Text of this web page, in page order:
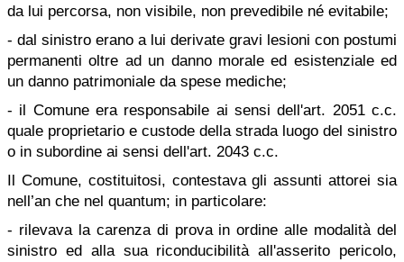
da lui percorsa, non visibile, non prevedibile né evitabile;
- dal sinistro erano a lui derivate gravi lesioni con postumi
permanenti oltre ad un danno morale ed esistenziale ed
un danno patrimoniale da spese mediche;
- il Comune era responsabile ai sensi dell'art. 2051 c.c.
quale proprietario e custode della strada luogo del sinistro
o in subordine ai sensi dell'art. 2043 c.c.
Il Comune, costituitosi, contestava gli assunti attorei sia
nell’an che nel quantum; in particolare:
- rilevava la carenza di prova in ordine alle modalità del
sinistro ed alla sua riconducibilità all'asserito pericolo,